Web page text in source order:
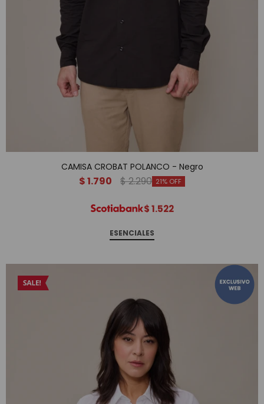
CAMISA CROBAT POLANCO - Negro
$1.790 $2.290 21
$1.522
ESENCIALES